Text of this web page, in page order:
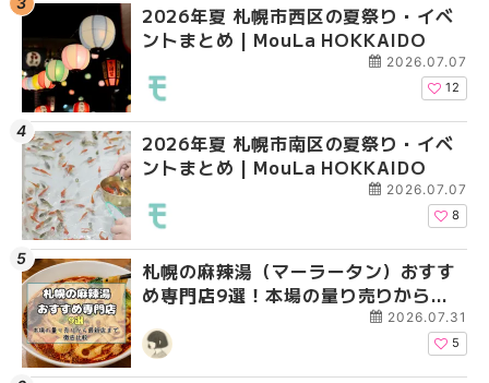
2026年夏 札幌市西区の夏祭り・イベ
ントまとめ | MouLa HOKKAIDO
2026.07.07
12
2026年夏 札幌市南区の夏祭り・イベ
ントまとめ | MouLa HOKKAIDO
2026.07.07
8
札幌の麻辣湯（マーラータン）おすす
め専門店9選！本場の量り売りから最
新店まで徹底比較 | MouLa
HOKKAIDO
2026.07.31
5
2026年夏 札幌市北区
ントまとめ | MouLa
2026年夏 札幌市手稲
ベントまとめ |
2026年夏 札幌市白石
ベントまとめ |
2026年夏 札幌市西区
ントまとめ | MouLa
2026年夏 札幌市白石
ベントまとめ |
2026年夏 札幌市手稲
ベントまとめ |